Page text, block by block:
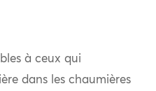
à ceux qui
dans les chaumières